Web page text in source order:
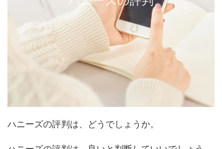
ハニーズの評判は、どうでしょうか。